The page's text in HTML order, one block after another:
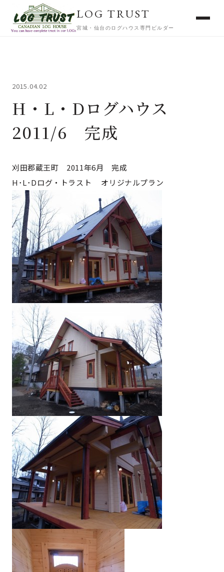
LOG TRUST
宮城・仙台のログハウス専門ビルダー
2015.04.02
H・L・Dログハウス
2011/6 完成
刈田郡蔵王町 2011年6月 完成
H･L･Dログ・トラスト オリジナルプラン